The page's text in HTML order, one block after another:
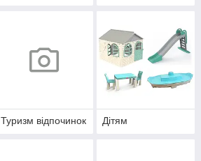
Туризм відпочинок Дітям